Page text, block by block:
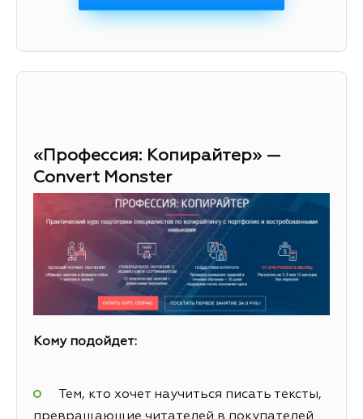
«Профессия: Копирайтер» —
Convert Monster
Кому подойдет:
Тем, кто хочет научиться писать тексты,